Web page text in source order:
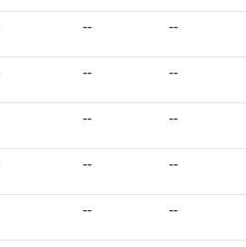
-- --
-- --
-- --
-- --
-- --